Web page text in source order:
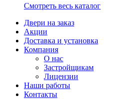
Смотреть весь каталог
Двери на заказ
Акции
Доставка и установка
Компания
О нас
Застройщикам
Лицензии
Наши работы
Контакты